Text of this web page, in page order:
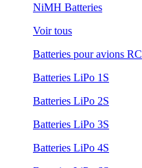
NiMH Batteries
Voir tous
Batteries pour avions RC
Batteries LiPo 1S
Batteries LiPo 2S
Batteries LiPo 3S
Batteries LiPo 4S